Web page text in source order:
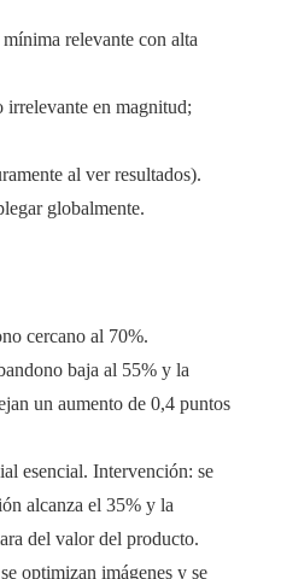
relevante con alta
irrelevante en magnitud;
al ver resultados).
globalmente.
cercano al 70%.
baja al 55% y la
un aumento de 0,4 puntos
esencial. Intervención: se
alcanza el 35% y la
del valor del producto.
optimizan imágenes y se